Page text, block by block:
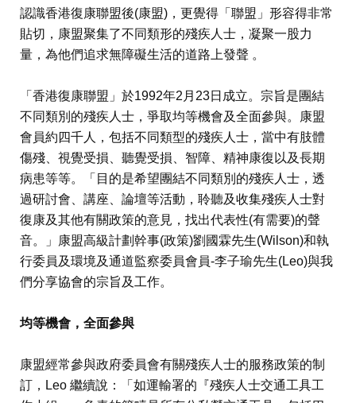
認識香港復康聯盟後(康盟)，更覺得「聯盟」形容得非常
貼切，康盟聚集了不同類形的殘疾人士，凝聚一股力
量，為他們追求無障礙生活的道路上發聲 。
「香港復康聯盟」於1992年2月23日成立。宗旨是團結
不同類別的殘疾人士，爭取均等機會及全面參與。康盟
會員約四千人，包括不同類型的殘疾人士，當中有肢體
傷殘、視覺受損、聽覺受損、智障、精神康復以及長期
病患等等。「目的是希望團結不同類別的殘疾人士，透
過研討會、講座、論壇等活動，聆聽及收集殘疾人士對
復康及其他有關政策的意見，找出代表性(有需要)的聲
音。」康盟高級計劃幹事(政策)劉國霖先生(Wilson)和執
行委員及環境及通道監察委員會員-李子瑜先生(Leo)與我
們分享協會的宗旨及工作。
均等機會，全面參與
康盟經常參與政府委員會有關殘疾人士的服務政策的制
訂，Leo 繼續說：「如運輸署的『殘疾人士交通工具工